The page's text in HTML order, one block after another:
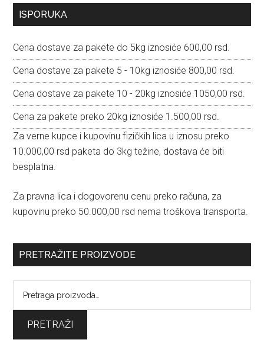
Primary
ISPORUKA
Cena dostave za pakete do 5kg iznosiće 600,00 rsd.
Cena dostave za pakete 5 - 10kg iznosiće 800,00 rsd.
Cena dostave za pakete 10 - 20kg iznosiće 1050,00 rsd.
Cena za pakete preko 20kg iznosiće 1.500,00 rsd.
Za verne kupce i kupovinu fizičkih lica u iznosu preko
10.000,00 rsd paketa do 3kg težine, dostava će biti
besplatna.
Za pravna lica i dogovorenu cenu preko računa, za
kupovinu preko 50.000,00 rsd nema troškova transporta.
PRETRAŽITE PROIZVODE
PRETRAŽI